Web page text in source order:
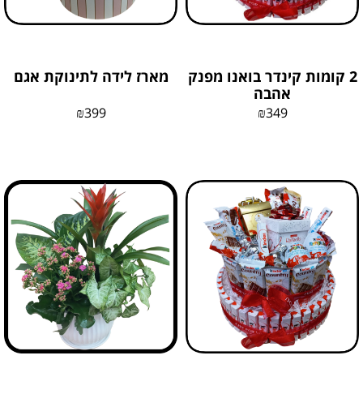
2 קומות קינדר בואנו מפנק
אהבה
₪349
מארז לידה לתינוקת אגם
₪399